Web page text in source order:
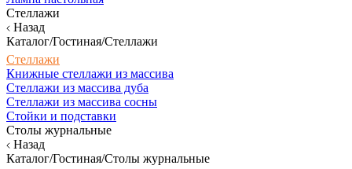
Стеллажи
Назад
Каталог/Гостиная/Стеллажи
Стеллажи
Книжные стеллажи из массива
Стеллажи из массива дуба
Стеллажи из массива сосны
Стойки и подставки
Столы журнальные
Назад
Каталог/Гостиная/Столы журнальные